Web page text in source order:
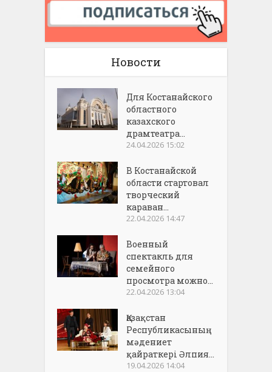
Новости
Для Костанайского
областного
казахского
драмтеатра...
24.04.2026 15:02
В Костанайской
области стартовал
творческий
караван...
22.04.2026 14:47
Военный
спектакль для
семейного
просмотра можно...
22.04.2026 13:04
Қазақстан
Республикасының
мәдениет
қайраткері Әлпия...
19.04.2026 14:04